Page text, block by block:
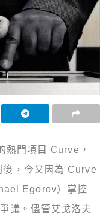
熱門項目 Curve，
後，今又因為 Curve
Egorov）掌控
議。儘管艾戈洛夫